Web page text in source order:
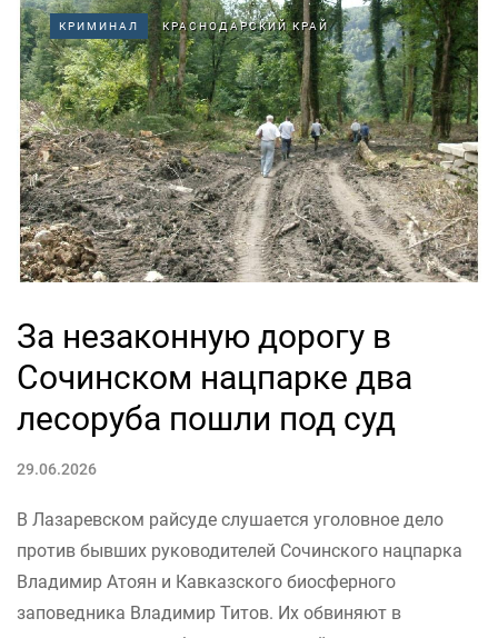
КРИМИНАЛ КРАСНОДАРСКИЙ КРАЙ
За незаконную дорогу в
Сочинском нацпарке два
лесоруба пошли под суд
29.06.2026
В Лазаревском райсуде слушается уголовное дело
против бывших руководителей Сочинского нацпарка
Владимир Атоян и Кавказского биосферного
заповедника Владимир Титов. Их обвиняют в